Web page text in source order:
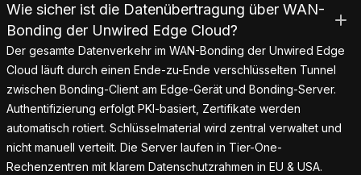
Wie sicher ist die Datenübertragung über WAN-
Bonding der Unwired Edge Cloud?
Der gesamte Datenverkehr im WAN-Bonding der Unwired Edge
Cloud läuft durch einen Ende-zu-Ende verschlüsselten Tunnel
zwischen Bonding-Client am Edge-Gerät und Bonding-Server.
Authentifizierung erfolgt PKI-basiert, Zertifikate werden
automatisch rotiert. Schlüsselmaterial wird zentral verwaltet und
nicht manuell verteilt. Die Server laufen in Tier-One-
Rechenzentren mit klarem Datenschutzrahmen in EU & USA.